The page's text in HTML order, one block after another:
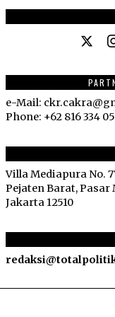
e-Mail:
Phone: +62 816 334
Villa Mediapura No.
Pejaten Barat, Pasar
Jakarta 12510